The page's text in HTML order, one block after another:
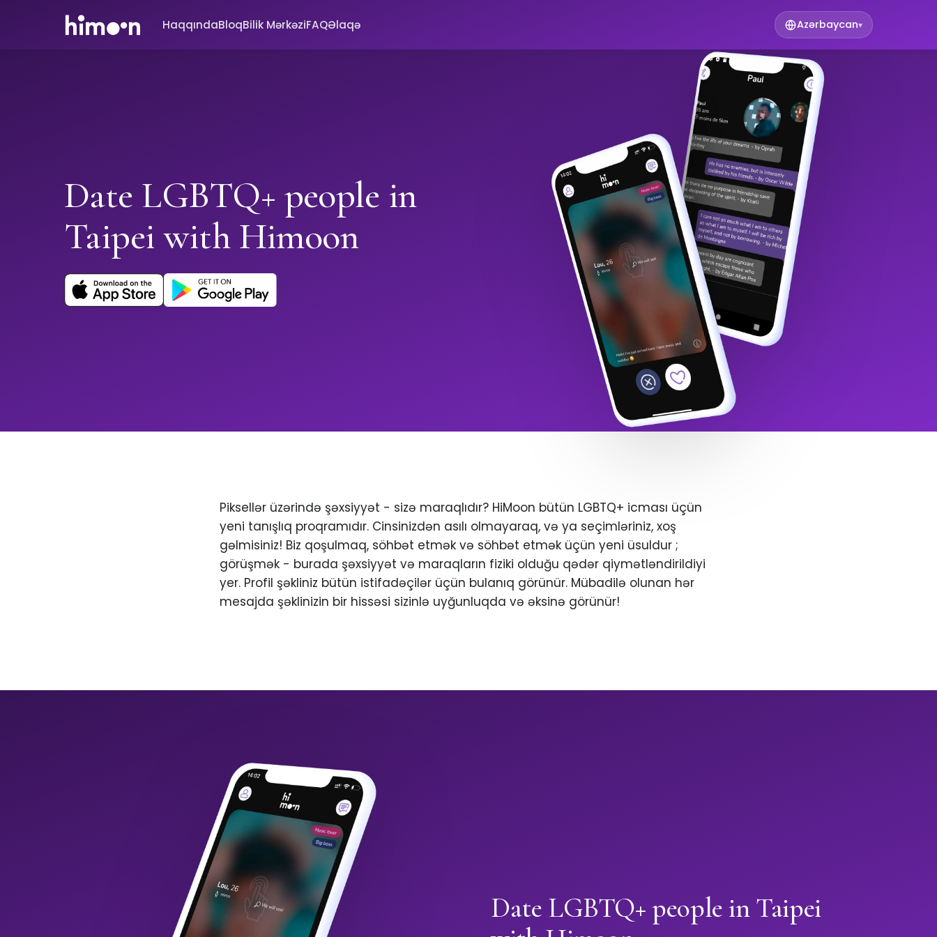
HaqqındaBloqBilik MərkəziFAQƏlaqə Azərbaycan▾
Date LGBTQ+ people in
Taipei with Himoon
Piksellər üzərində şəxsiyyət - sizə maraqlıdır? HiMoon bütün LGBTQ+ icması üçün
yeni tanışlıq proqramıdır. Cinsinizdən asılı olmayaraq, və ya seçimləriniz, xoş
gəlmisiniz! Biz qoşulmaq, söhbət etmək və söhbət etmək üçün yeni üsuldur ;
görüşmək - burada şəxsiyyət və maraqların fiziki olduğu qədər qiymətləndirildiyi
yer. Profil şəkliniz bütün istifadəçilər üçün bulanıq görünür. Mübadilə olunan hər
mesajda şəklinizin bir hissəsi sizinlə uyğunluqda və əksinə görünür!
Date LGBTQ+ people in Taipei